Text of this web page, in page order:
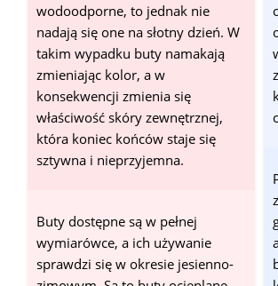
wodoodporne, to jednak nie
nadają się one na słotny dzień. W
takim wypadku buty namakają
zmieniając kolor, a w
konsekwencji zmienia się
właściwość skóry zewnętrznej,
która koniec końców staje się
sztywna i nieprzyjemna.
Buty dostępne są w pełnej
wymiarówce, a ich używanie
sprawdzi się w okresie jesienno-